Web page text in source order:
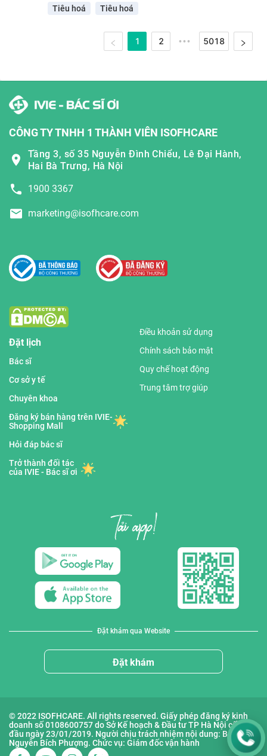
Tiêu hoá Tiêu hoá
1 2 ••• 5018
CÔNG TY TNHH 1 THÀNH VIÊN ISOFHCARE
Tầng 3, số 35 Nguyễn Đình Chiểu, Lê Đại Hành,
Hai Bà Trưng, Hà Nội
1900 3367
marketing@isofhcare.com
Đặt lịch
Bác sĩ
Cơ sở y tế
Chuyên khoa
Đăng ký bán hàng trên IVIE-
Shopping Mall
Hỏi đáp bác sĩ
Trở thành đối tác
của IVIE - Bác sĩ ơi
Điều khoản sử dụng
Chính sách bảo mật
Quy chế hoạt động
Trung tâm trợ giúp
Đặt khám qua Website
Đặt khám
© 2022 ISOFHCARE. All rights reserved. Giấy phép đăng ký kinh
doanh số 0108600757 do Sở Kế hoạch & Đầu tư TP Hà Nội cấp lần
đầu ngày 23/01/2019. Người chịu trách nhiệm nội dung: Bà
Nguyễn Bích Phượng. Chức vụ: Giám đốc vận hành